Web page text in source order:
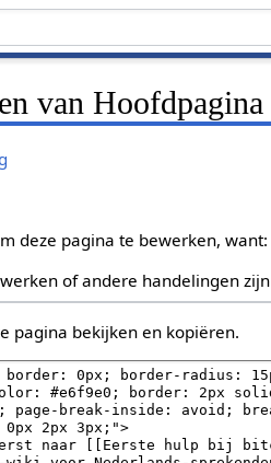
van Hoofdpagina
deze pagina te bewerken, want:
of andere handelingen
pagina bekijken en kopiëren.